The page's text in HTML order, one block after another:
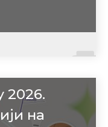
2026.
на